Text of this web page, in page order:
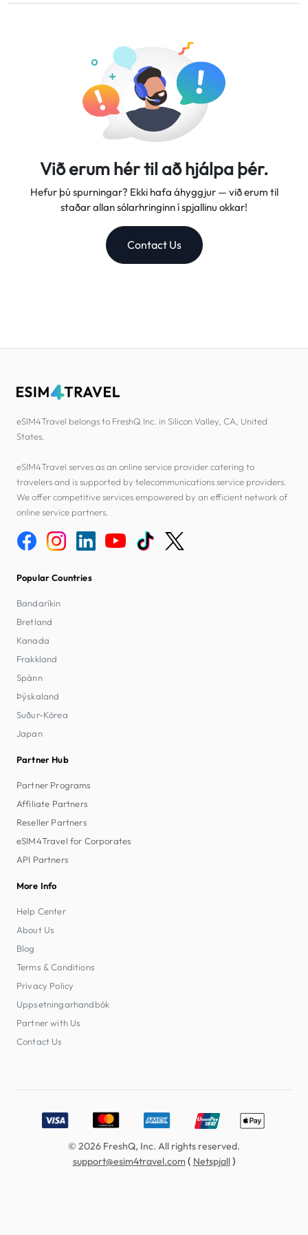
Við erum hér til að hjálpa þér.
Hefur þú spurningar? Ekki hafa áhyggjur — við erum til
staðar allan sólarhringinn í spjallinu okkar!
Contact Us
eSIM4Travel belongs to FreshQ Inc. in Silicon Valley, CA, United
States.
eSIM4Travel serves as an online service provider catering to
travelers and is supported by telecommunications service providers.
We offer competitive services empowered by an efficient network of
online service partners.
Popular Countries
Bandaríkin
Bretland
Kanada
Frakkland
Spánn
Þýskaland
Suður-Kórea
Japan
Partner Hub
Partner Programs
Affiliate Partners
Reseller Partners
eSIM4Travel for Corporates
API Partners
More Info
Help Center
About Us
Blog
Terms & Conditions
Privacy Policy
Uppsetningarhandbók
Partner with Us
Contact Us
Accepted payment methods: Visa, MasterCard, American
© 2026 FreshQ, Inc. All rights reserved.
support@esim4travel.com( Netspjall)